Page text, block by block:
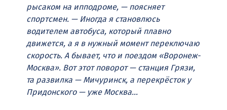
рысаком на ипподроме, — поясняет
спортсмен. — Иногда я становлюсь
водителем автобуса, который плавно
движется, а я в нужный момент переключаю
скорость. А бывает, что и поездом «Воронеж-
Москва». Вот этот поворот — станция Грязи,
та развилка — Мичуринск, а перекрёсток у
Придонского — уже Москва…